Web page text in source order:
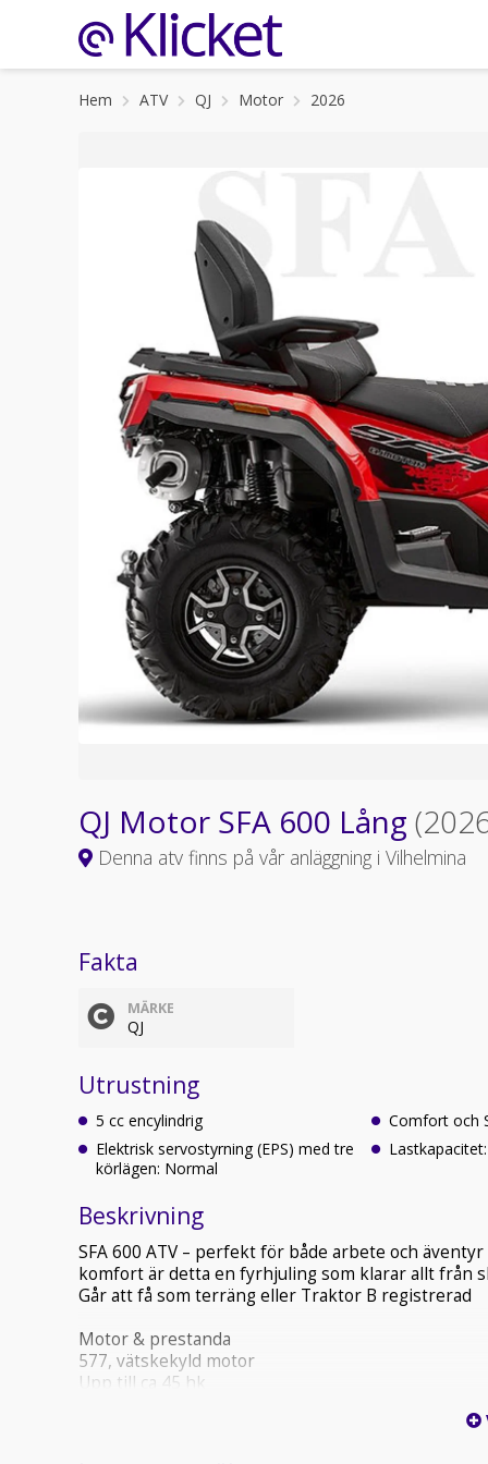
Hem ATV QJ Motor 2026
QJ Motor SFA 600 Lång
Denna atv finns på vår anläggning i Vilhelmina
Fakta
MÄRKE
QJ
Utrustning
5 cc encylindrig
Elektrisk servostyrning (EPS) med tre
körlägen: Normal
Comfort och
Beskrivning
SFA 600 ATV – perfekt för både arbete och
komfort är detta en fyrhjuling som klarar allt från
Går att få som terräng eller Traktor B registrerad
Motor & prestanda
577, vätskekyld motor
Upp till ca 45 hk